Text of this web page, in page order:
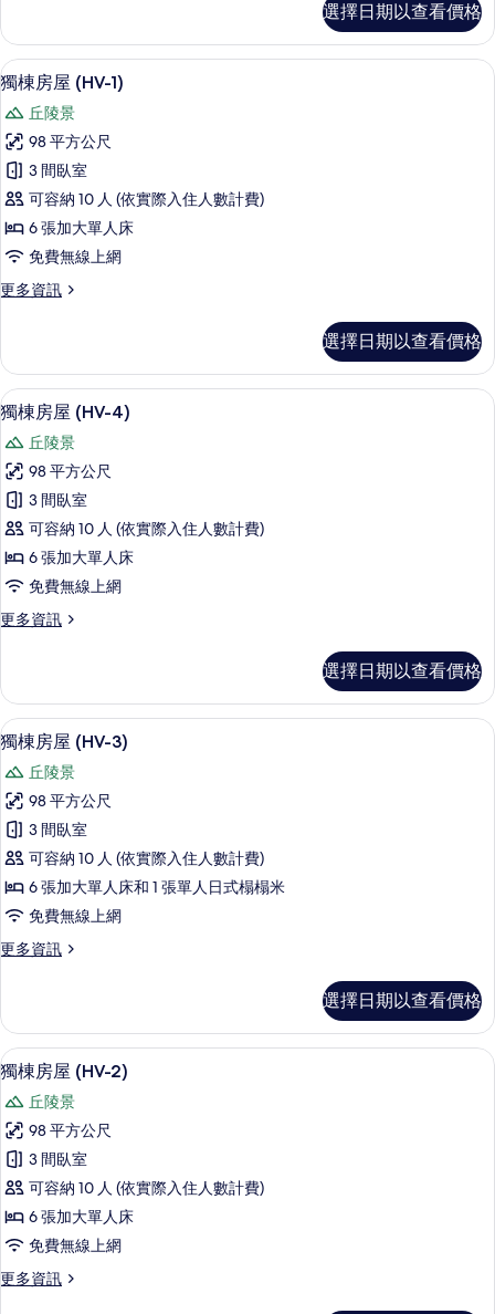
有
相
片
的
詳
情
選擇日期以查看價格
顯
示
獨
棟
房
屋
(HV-
1)
的
相
片
29
獨棟房屋 (HV-1)
丘陵景
98 平方公尺
3 間臥室
可容納 10 人 (依實際入住人數計費)
6 張加大單人床
免費無線上網
更多資訊
更
房
屋
(HV-
的
詳
情
選擇日期以查看價格
顯
示
獨
棟
房
屋
(HV-
4)
的
相
片
獨棟房屋 (HV-4) | 書桌、筆電工作空
26
獨棟房屋 (HV-4)
丘陵景
98 平方公尺
3 間臥室
可容納 10 人 (依實際入住人數計費)
6 張加大單人床
免費無線上網
更多資訊
更
房
屋
(HV-
的
詳
情
選擇日期以查看價格
顯
示
獨
棟
房
屋
(HV-
3)
的
相
片
25
獨棟房屋 (HV-3)
丘陵景
98 平方公尺
3 間臥室
可容納 10 人 (依實際入住人數計費)
6 張加大單人床和 1 張單人日式榻榻米
免費無線上網
更多資訊
更
房
屋
(HV-
的
詳
情
選擇日期以查看價格
顯
示
獨
棟
房
屋
(HV-
2)
的
獨棟房屋 (HV-2) | 書桌、筆電工作空
26
獨棟房屋 (HV-2)
丘陵景
98 平方公尺
3 間臥室
可容納 10 人 (依實際入住人數計費)
6 張加大單人床
免費無線上網
更多資訊
更